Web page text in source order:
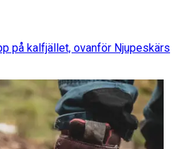
på kalfjället, ovanför Njupeskärs